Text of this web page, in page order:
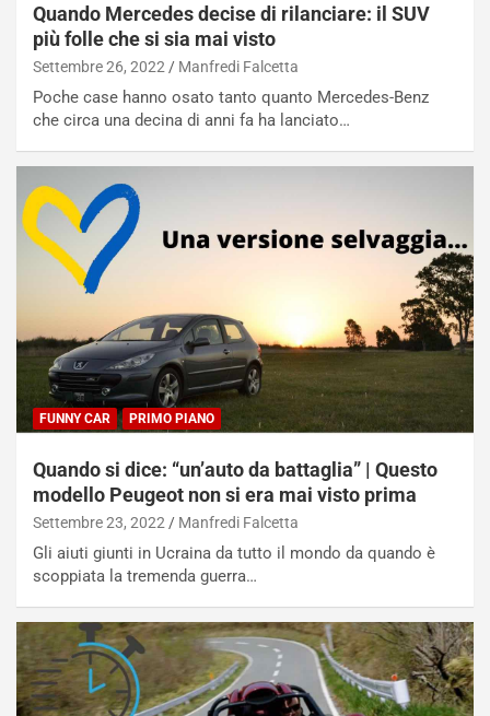
Quando Mercedes decise di rilanciare: il SUV
più folle che si sia mai visto
Settembre 26, 2022 Manfredi Falcetta
Poche case hanno osato tanto quanto Mercedes-Benz
che circa una decina di anni fa ha lanciato…
FUNNY CAR PRIMO PIANO
Quando si dice: “un’auto da battaglia” | Questo
modello Peugeot non si era mai visto prima
Settembre 23, 2022 Manfredi Falcetta
Gli aiuti giunti in Ucraina da tutto il mondo da quando è
scoppiata la tremenda guerra…